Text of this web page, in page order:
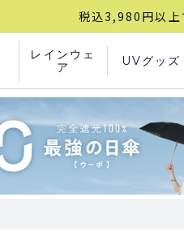
税込3,980円以上
レインウェ
ア
UVグッズ